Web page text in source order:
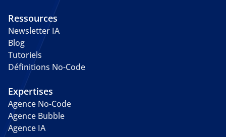
Ressources
Newsletter IA
Blog
Tutoriels
Définitions No-Code
Expertises
Agence No-Code
Agence Bubble
Agence IA